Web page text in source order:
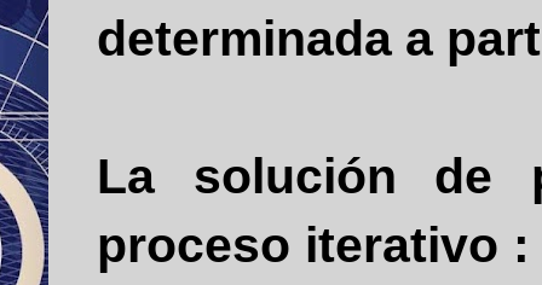
determinada a
La solución de
proceso iterativo